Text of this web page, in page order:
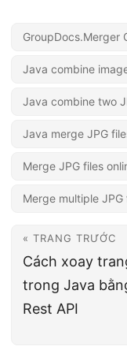
GroupDocs.Merger
Java combine
Java combine two
Java merge JPG
Merge JPG files
Merge multiple JPG
« TRANG TRƯỚC
Cách xoay
trong Java
Rest API